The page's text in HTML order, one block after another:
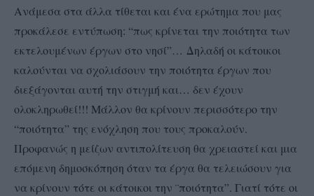
Ανάμεσα στα άλλα τίθεται και ένα ερώτημα που μας
προκάλεσε εντύπωση: “πως κρίνεται την ποιότητα των
εκτελουμένων έργων στο νησί”… Δηλαδή οι κάτοικοι
καλούνται να σχολιάσουν την ποιότητα έργων που
διεξάγονται αυτή την στιγμή και… δεν έχουν
ολοκληρωθεί!!! Μάλλον θα κρίνουν περισσότερο την
“ποιότητα” της ενόχληση που τους προκαλούν.
Προφανώς η μείζων αντιπολίτευση θα χρειαστεί και μια
επόμενη δημοσκόπηση όταν τα έργα θα τελειώσουν για
να κρίνουν τότε οι κάτοικοι την ¨ποιότητα”. Γιατί τότε οι